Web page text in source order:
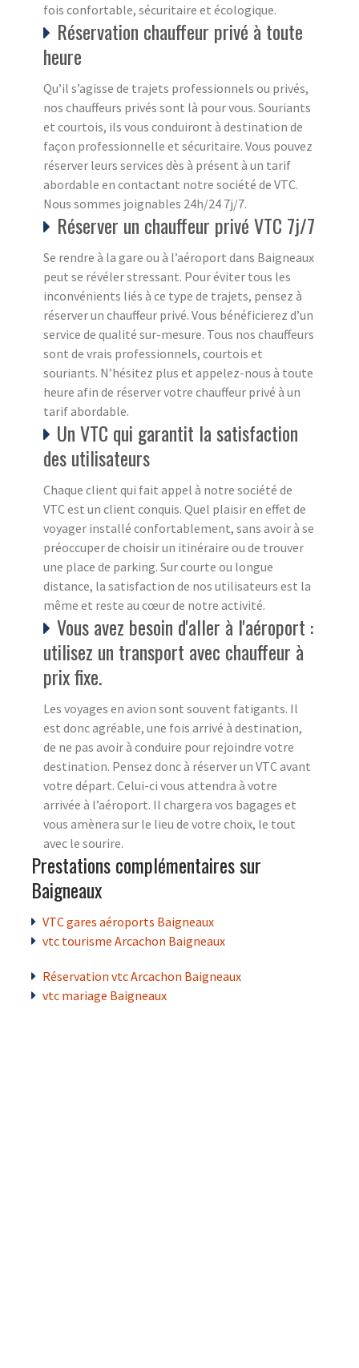
fois confortable, sécuritaire et écologique.
Réservation chauffeur privé à toute
heure
Qu’il s’agisse de trajets professionnels ou privés,
nos chauffeurs privés sont là pour vous. Souriants
et courtois, ils vous conduiront à destination de
façon professionnelle et sécuritaire. Vous pouvez
réserver leurs services dès à présent à un tarif
abordable en contactant notre société de VTC.
Nous sommes joignables 24h/24 7j/7.
Réserver un chauffeur privé VTC 7j/7
Se rendre à la gare ou à l’aéroport dans Baigneaux
peut se révéler stressant. Pour éviter tous les
inconvénients liés à ce type de trajets, pensez à
réserver un chauffeur privé. Vous bénéficierez d’un
service de qualité sur-mesure. Tous nos chauffeurs
sont de vrais professionnels, courtois et
souriants. N’hésitez plus et appelez-nous à toute
heure afin de réserver votre chauffeur privé à un
tarif abordable.
Un VTC qui garantit la satisfaction
des utilisateurs
Chaque client qui fait appel à notre société de
VTC est un client conquis. Quel plaisir en effet de
voyager installé confortablement, sans avoir à se
préoccuper de choisir un itinéraire ou de trouver
une place de parking. Sur courte ou longue
distance, la satisfaction de nos utilisateurs est la
même et reste au cœur de notre activité.
Vous avez besoin d'aller à l'aéroport :
utilisez un transport avec chauffeur à
prix fixe.
Les voyages en avion sont souvent fatigants. Il
est donc agréable, une fois arrivé à destination,
de ne pas avoir à conduire pour rejoindre votre
destination. Pensez donc à réserver un VTC avant
votre départ. Celui-ci vous attendra à votre
arrivée à l’aéroport. Il chargera vos bagages et
vous amènera sur le lieu de votre choix, le tout
avec le sourire.
Prestations complémentaires sur
Baigneaux
VTC gares aéroports Baigneaux
vtc tourisme Arcachon Baigneaux
Réservation vtc Arcachon Baigneaux
vtc mariage Baigneaux